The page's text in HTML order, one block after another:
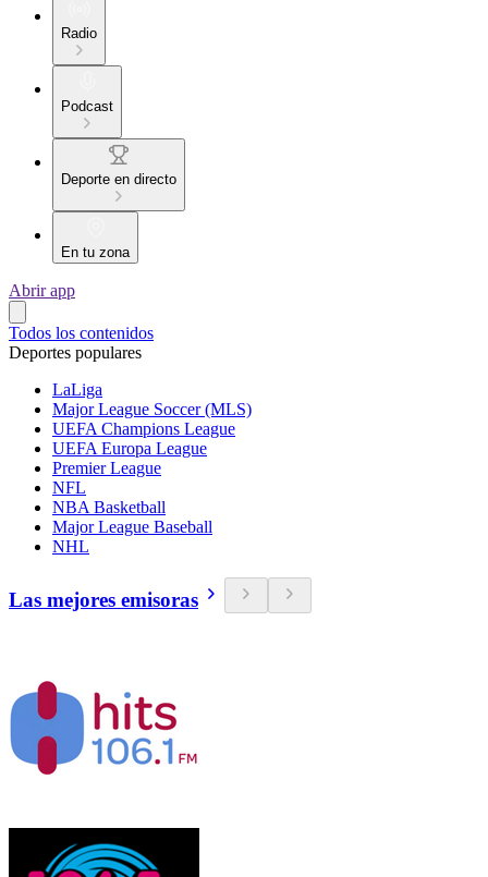
Radio
Podcast
Deporte en directo
En tu zona
Abrir app
Todos los contenidos
Deportes populares
LaLiga
Major League Soccer (MLS)
UEFA Champions League
UEFA Europa League
Premier League
NFL
NBA Basketball
Major League Baseball
NHL
Las mejores emisoras